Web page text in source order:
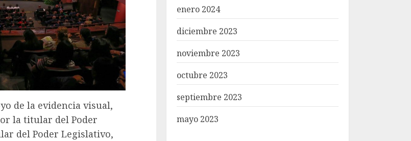
de la evidencia visual,
la titular del Poder
del Poder Legislativo,
enero 2024
diciembre 2023
noviembre 2023
octubre 2023
septiembre 2023
mayo 2023